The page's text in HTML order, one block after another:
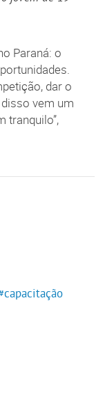
Paraná: o
dar o
vem um
tranquilo”,